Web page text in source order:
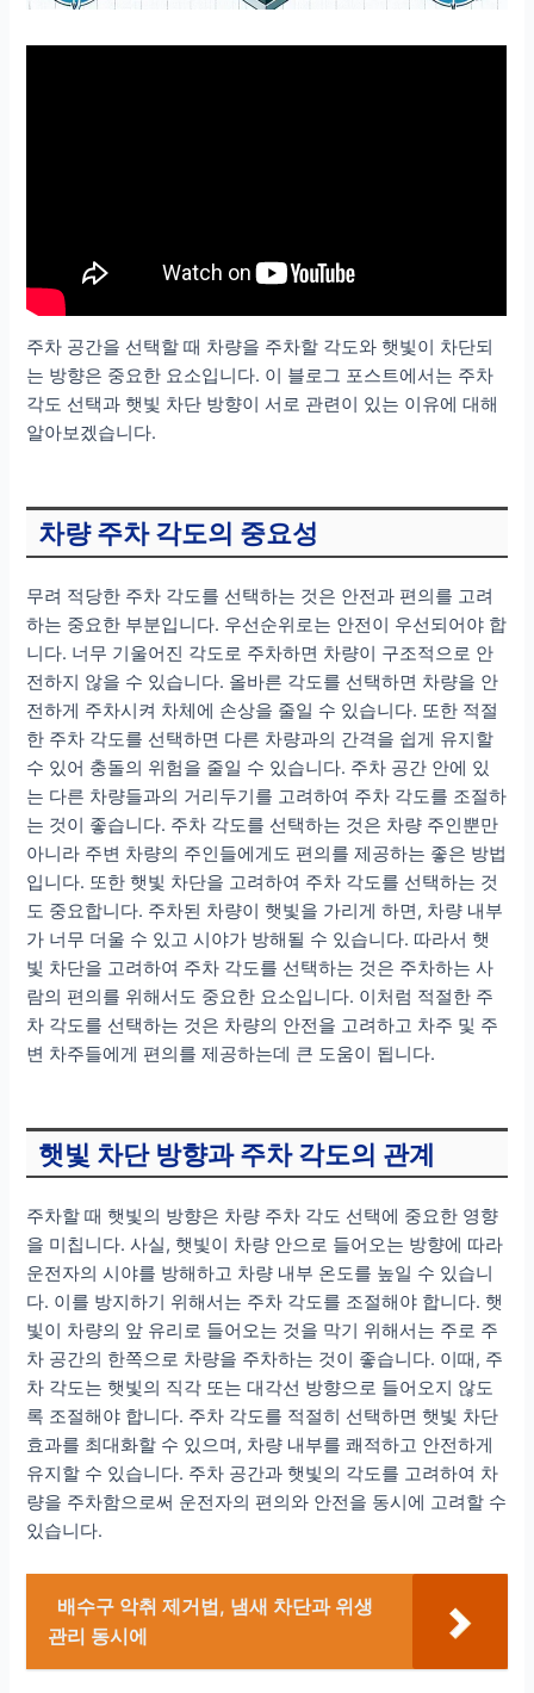
주차 공간을 선택할 때 차량을 주차할 각도와 햇빛이 차단되
는 방향은 중요한 요소입니다. 이 블로그 포스트에서는 주차
각도 선택과 햇빛 차단 방향이 서로 관련이 있는 이유에 대해
알아보겠습니다.
차량 주차 각도의 중요성
무려 적당한 주차 각도를 선택하는 것은 안전과 편의를 고려
하는 중요한 부분입니다. 우선순위로는 안전이 우선되어야 합
니다. 너무 기울어진 각도로 주차하면 차량이 구조적으로 안
전하지 않을 수 있습니다. 올바른 각도를 선택하면 차량을 안
전하게 주차시켜 차체에 손상을 줄일 수 있습니다. 또한 적절
한 주차 각도를 선택하면 다른 차량과의 간격을 쉽게 유지할
수 있어 충돌의 위험을 줄일 수 있습니다. 주차 공간 안에 있
는 다른 차량들과의 거리두기를 고려하여 주차 각도를 조절하
는 것이 좋습니다. 주차 각도를 선택하는 것은 차량 주인뿐만
아니라 주변 차량의 주인들에게도 편의를 제공하는 좋은 방법
입니다. 또한 햇빛 차단을 고려하여 주차 각도를 선택하는 것
도 중요합니다. 주차된 차량이 햇빛을 가리게 하면, 차량 내부
가 너무 더울 수 있고 시야가 방해될 수 있습니다. 따라서 햇
빛 차단을 고려하여 주차 각도를 선택하는 것은 주차하는 사
람의 편의를 위해서도 중요한 요소입니다. 이처럼 적절한 주
차 각도를 선택하는 것은 차량의 안전을 고려하고 차주 및 주
변 차주들에게 편의를 제공하는데 큰 도움이 됩니다.
햇빛 차단 방향과 주차 각도의 관계
주차할 때 햇빛의 방향은 차량 주차 각도 선택에 중요한 영향
을 미칩니다. 사실, 햇빛이 차량 안으로 들어오는 방향에 따라
운전자의 시야를 방해하고 차량 내부 온도를 높일 수 있습니
다. 이를 방지하기 위해서는 주차 각도를 조절해야 합니다. 햇
빛이 차량의 앞 유리로 들어오는 것을 막기 위해서는 주로 주
차 공간의 한쪽으로 차량을 주차하는 것이 좋습니다. 이때, 주
차 각도는 햇빛의 직각 또는 대각선 방향으로 들어오지 않도
록 조절해야 합니다. 주차 각도를 적절히 선택하면 햇빛 차단
효과를 최대화할 수 있으며, 차량 내부를 쾌적하고 안전하게
유지할 수 있습니다. 주차 공간과 햇빛의 각도를 고려하여 차
량을 주차함으로써 운전자의 편의와 안전을 동시에 고려할 수
있습니다.
배수구 악취 제거법, 냄새 차단과 위생
관리 동시에